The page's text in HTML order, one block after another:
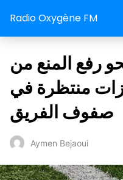
Radio Oxygène FM
رفع المنع من
منتظرة في
صفوف الفريق
Aymen Bejaoui